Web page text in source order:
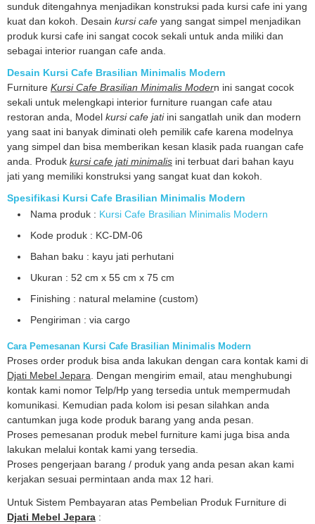
sunduk ditengahnya menjadikan konstruksi pada kursi cafe ini yang
kuat dan kokoh. Desain kursi cafe yang sangat simpel menjadikan
produk kursi cafe ini sangat cocok sekali untuk anda miliki dan
sebagai interior ruangan cafe anda.
Desain Kursi Cafe Brasilian Minimalis Modern
Furniture Kursi Cafe Brasilian Minimalis Modern ini sangat cocok
sekali untuk melengkapi interior furniture ruangan cafe atau
restoran anda, Model kursi cafe jatiini sangatlah unik dan modern
yang saat ini banyak diminati oleh pemilik cafe karena modelnya
yang simpel dan bisa memberikan kesan klasik pada ruangan cafe
anda. Produk kursi cafe jati minimalis ini terbuat dari bahan kayu
jati yang memiliki konstruksi yang sangat kuat dan kokoh.
Spesifikasi Kursi Cafe Brasilian Minimalis Modern
Nama produk : Kursi Cafe Brasilian Minimalis Modern
Kode produk : KC-DM-06
Bahan baku : kayu jati perhutani
Ukuran : 52 cm x 55 cm x 75 cm
Finishing : natural melamine (custom)
Pengiriman : via cargo
Cara Pemesanan Kursi Cafe Brasilian Minimalis Modern
Proses order produk bisa anda lakukan dengan cara kontak kami di
Djati Mebel Jepara. Dengan mengirim email, atau menghubungi
kontak kami nomor Telp/Hp yang tersedia untuk mempermudah
komunikasi. Kemudian pada kolom isi pesan silahkan anda
cantumkan juga kode produk barang yang anda pesan.
Proses pemesanan produk mebel furniture kami juga bisa anda
lakukan melalui kontak kami yang tersedia.
Proses pengerjaan barang / produk yang anda pesan akan kami
kerjakan sesuai permintaan anda max 12 hari.
Untuk Sistem Pembayaran atas Pembelian Produk Furniture di
Djati Mebel Jepara :